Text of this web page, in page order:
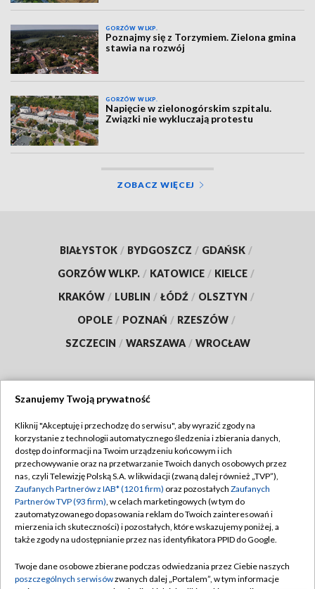
GORZÓW WLKP.
Poznajmy się z Torzymiem. Zielona gmina
stawia na rozwój
GORZÓW WLKP.
Napięcie w zielonogórskim szpitalu.
Związki nie wykluczają protestu
ZOBACZ WIĘCEJ
BIAŁYSTOK / BYDGOSZCZ / GDAŃSK /
GORZÓW WLKP. / KATOWICE / KIELCE /
KRAKÓW / LUBLIN / ŁÓDŹ / OLSZTYN /
OPOLE / POZNAŃ / RZESZÓW /
SZCZECIN / WARSZAWA / WROCŁAW
TVP
Abonament TVP
Emisja w TVP
Centrum informacji TVP
Naziemna Telewizja Cyfrowa
Rada Programowa
Regulamin TVP
Polityka prywatności
Moje zgody
Pomoc
Kontakt
Szanujemy Twoją prywatność
Kliknij "Akceptuję i przechodzę do serwisu", aby wyrazić zgody na
korzystanie z technologii automatycznego śledzenia i zbierania danych,
dostęp do informacji na Twoim urządzeniu końcowym i ich
przechowywanie oraz na przetwarzanie Twoich danych osobowych przez
nas, czyli Telewizję Polską S.A. w likwidacji (zwaną dalej również „TVP”),
Zaufanych Partnerów z IAB* (1201 firm) oraz pozostałych Zaufanych
Partnerów TVP (93 firm), w celach marketingowych (w tym do
zautomatyzowanego dopasowania reklam do Twoich zainteresowań i
mierzenia ich skuteczności) i pozostałych, które wskazujemy poniżej, a
także zgody na udostępnianie przez nas identyfikatora PPID do Google.
Twoje dane osobowe zbierane podczas odwiedzania przez Ciebie naszych
poszczególnych serwisówzwanych dalej „Portalem”, w tym informacje